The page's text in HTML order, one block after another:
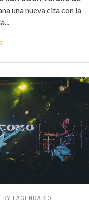
una nueva cita con la
BY LAGENDARIO